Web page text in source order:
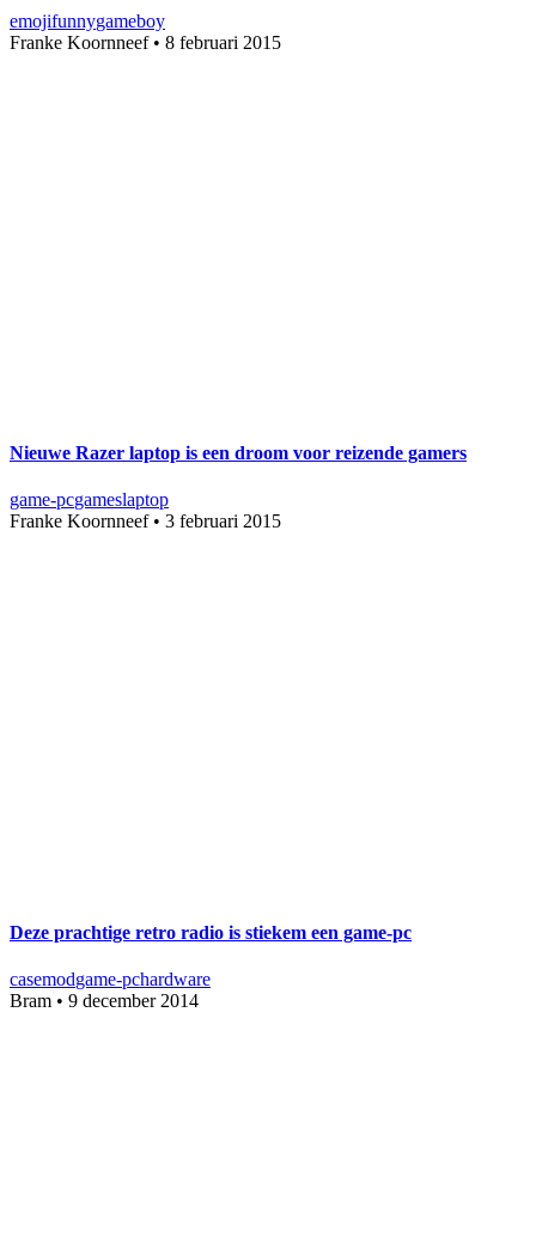
emojifunnygameboy
Franke Koornneef• 8 februari 2015
Nieuwe Razer laptop is een droom voor reizende gamers
game-pcgameslaptop
Franke Koornneef• 3 februari 2015
Deze prachtige retro radio is stiekem een game-pc
casemodgame-pchardware
Bram • 9 december 2014